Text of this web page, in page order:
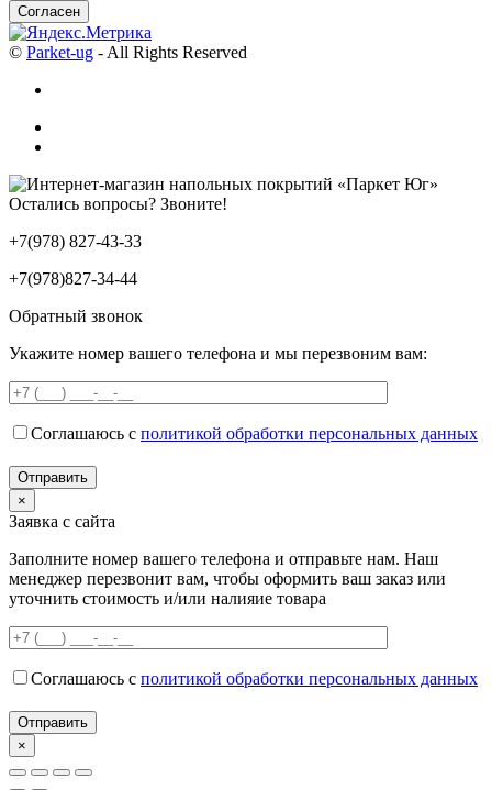
Согласен
© Parket-ug - All Rights Reserved
Остались вопросы? Звоните!
+7(978) 827-43-33
+7(978)827-34-44
Обратный звонок
Укажите номер вашего телефона и мы перезвоним вам:
Соглашаюсь с политикой обработки персональных данных
×
Заявка с сайта
Заполните номер вашего телефона и отправьте нам. Наш
менеджер перезвонит вам, чтобы оформить ваш заказ или
уточнить стоимость и/или налияие товара
Соглашаюсь с политикой обработки персональных данных
×